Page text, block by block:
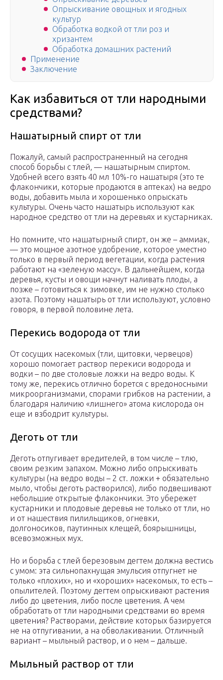
Опрыскивание овощных и ягодных
культур
Обработка водкой от тли роз и
хризантем
Обработка домашних растений
Применение
Заключение
Как избавиться от тли народными
средствами?
Нашатырный спирт от тли
Пожалуй, самый распространенный на сегодня
способ борьбы с тлей, — нашатырным спиртом.
Удобней всего взять 40 мл 10%-го нашатыря (это те
флакончики, которые продаются в аптеках) на ведро
воды, добавить мыла и хорошенько опрыскать
культуры. Очень часто нашатырь используют как
народное средство от тли на деревьях и кустарниках.
Но помните, что нашатырный спирт, он же – аммиак,
— это мощное азотное удобрение, которое уместно
только в первый период вегетации, когда растения
работают на «зеленую массу». В дальнейшем, когда
деревья, кусты и овощи начнут наливать плоды, а
позже – готовиться к зимовке, им не нужно столько
азота. Поэтому нашатырь от тли используют, условно
говоря, в первой половине лета.
Перекись водорода от тли
От сосущих насекомых (тли, щитовки, червецов)
хорошо помогает раствор перекиси водорода и
водки – по две столовые ложки на ведро воды. К
тому же, перекись отлично борется с вредоносными
микроорганизмами, спорами грибков на растении, а
благодаря наличию «лишнего» атома кислорода он
еще и взбодрит культуры.
Деготь от тли
Деготь отпугивает вредителей, в том числе – тлю,
своим резким запахом. Можно либо опрыскивать
культуры (на ведро воды – 2 ст. ложки + обязательно
мыло, чтобы деготь растворился), либо подвешивают
небольшие открытые флакончики. Это убережет
кустарники и плодовые деревья не только от тли, но
и от нашествия пилильщиков, огневки,
долгоносиков, паутинных клещей, боярышницы,
всевозможных мух.
Но и борьба с тлей березовым дегтем должна вестись
с умом: эта сильнопахнущая эмульсия отпугнет не
только «плохих», но и «хороших» насекомых, то есть –
опылителей. Поэтому дегтем опрыскивают растения
либо до цветения, либо после цветения. А чем
обработать от тли народными средствами во время
цветения? Растворами, действие которых базируется
не на отпугивании, а на обволакивании. Отличный
вариант – мыльный раствор, и о нем – дальше.
Мыльный раствор от тли